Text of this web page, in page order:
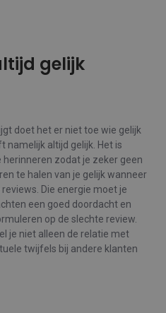
gelijk
doet het er niet toe wie gelijk
namelijk altijd gelijk. Het is
zodat je zeker geen
te halen van je gelijk wanneer
Die energie moet je
een goed doordacht en
op de slechte review.
je niet alleen de relatie met
twijfels bij andere klanten